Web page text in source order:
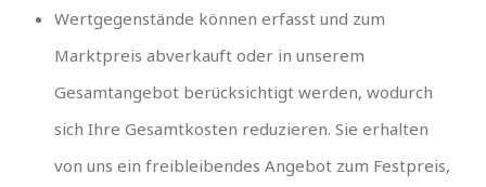
Wertgegenstände können erfasst und zum
Marktpreis abverkauft oder in unserem
Gesamtangebot berücksichtigt werden, wodurch
sich Ihre Gesamtkosten reduzieren. Sie erhalten
von uns ein freibleibendes Angebot zum Festpreis,